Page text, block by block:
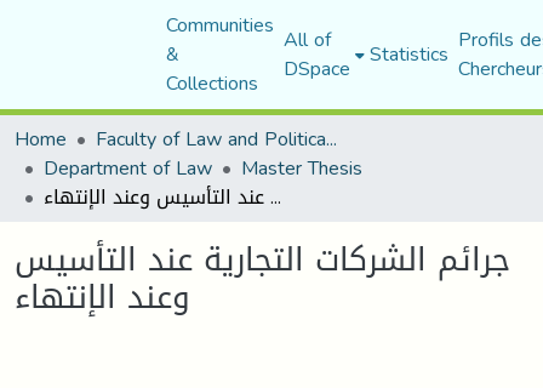
Communities
&
Collections
All of
DSpace Statistics Profils
Home
Faculty of Law and Political Science
Department of Law Master Thesis
جرائم الشركات التجارية عند التأسيس وعند الإنتهاء
جرائم الشركات التجارية عند التأسيس
وعند الإنتهاء